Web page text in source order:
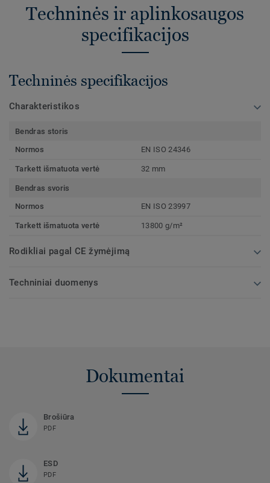
Techninės ir aplinkosaugos
specifikacijos
Techninės specifikacijos
Charakteristikos
Bendras storis
Normos
EN ISO 24346
Tarkett išmatuota vertė 32 mm
Bendras svoris
Normos
EN ISO 23997
Tarkett išmatuota vertė 13800 g/m²
Rodikliai pagal CE žymėjimą
Techniniai duomenys
Dokumentai
Brošiūra
PDF
ESD
PDF